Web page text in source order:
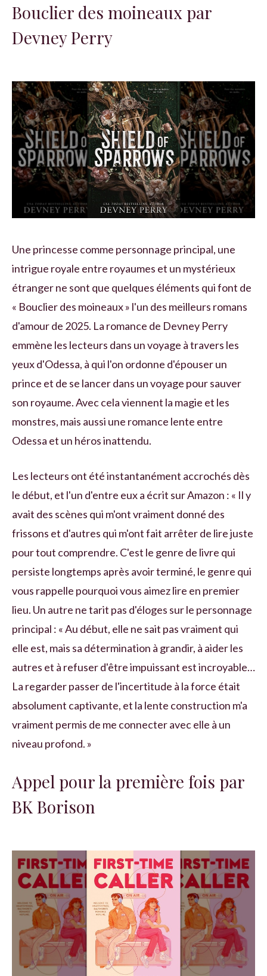
Bouclier des moineaux par
Devney Perry
Une princesse comme personnage principal, une
intrigue royale entre royaumes et un mystérieux
étranger ne sont que quelques éléments qui font de
« Bouclier des moineaux » l'un des meilleurs romans
d'amour de 2025. La romance de Devney Perry
emmène les lecteurs dans un voyage à travers les
yeux d'Odessa, à qui l'on ordonne d'épouser un
prince et de se lancer dans un voyage pour sauver
son royaume. Avec cela viennent la magie et les
monstres, mais aussi une romance lente entre
Odessa et un héros inattendu.
Les lecteurs ont été instantanément accrochés dès
le début, et l'un d'entre eux a écrit sur Amazon : « Il y
avait des scènes qui m'ont vraiment donné des
frissons et d'autres qui m'ont fait arrêter de lire juste
pour tout comprendre. C'est le genre de livre qui
persiste longtemps après avoir terminé, le genre qui
vous rappelle pourquoi vous aimez lire en premier
lieu. Un autre ne tarit pas d'éloges sur le personnage
principal : « Au début, elle ne sait pas vraiment qui
elle est, mais sa détermination à grandir, à aider les
autres et à refuser d'être impuissant est incroyable…
La regarder passer de l'incertitude à la force était
absolument captivante, et la lente construction m'a
vraiment permis de me connecter avec elle à un
niveau profond. »
Appel pour la première fois par
BK Borison